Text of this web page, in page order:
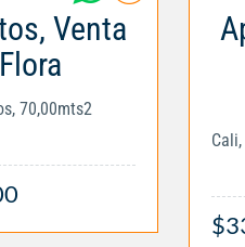
Venta
70,00mts2